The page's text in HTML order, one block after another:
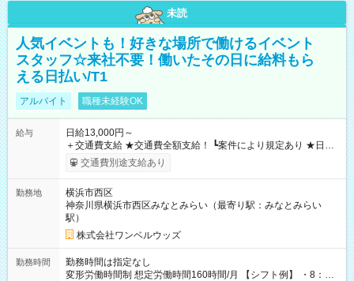
未読
人気イベントも！好きな場所で働けるイベント
スタッフ☆来社不要！働いたその日に給料もら
える日払い/T1
アルバイト 職種未経験OK
給与
日給13,000円～
＋交通費支給 ★交通費全額支給！ ┗案件により規定あり ★日払
いOK！（規定あり） ┗働いたその日に現金GET♪ お仕事後はコ
ンビニATMから 日払い分を引き落とせます！ 【試用期間】試
交通費別途支給あり
勤務地
横浜市西区
神奈川県横浜市西区みなとみらい（最寄り駅：みなとみらい
駅）
株式会社ワンベルウッズ
勤務時間
勤務時間は指定なし
変形労働時間制 想定労働時間160時間/月 【シフト例】 ・8：00